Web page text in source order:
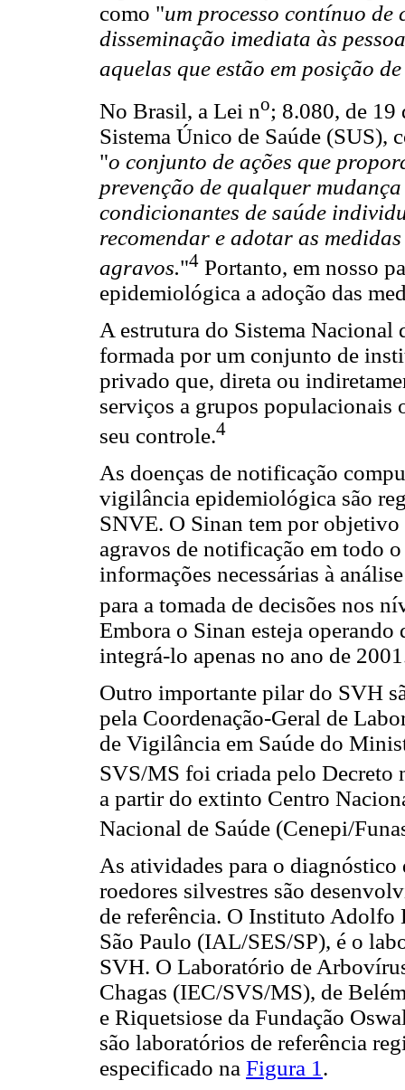
como "um processo contínuo
disseminação imediata às
aquelas que estão em posição
No Brasil, a Lei no; 8.080, de 19
Sistema Único de Saúde
"o conjunto de ações que
prevenção de qualquer
condicionantes de saúde
recomendar e adotar as
agravos."4 Portanto, em nosso
epidemiológica a adoção das
A estrutura do Sistema
formada por um conjunto de
privado que, direta ou
serviços a grupos populacionais
seu controle.4
As doenças de notificação
vigilância epidemiológica são
SNVE. O Sinan tem por objetivo
agravos de notificação em todo
informações necessárias à
para a tomada de decisões nos
Embora o Sinan esteja operando
integrá-lo apenas no ano de
Outro importante pilar do SVH
pela Coordenação-Geral de
de Vigilância em Saúde do
SVS/MS foi criada pelo Decreto
a partir do extinto Centro
Nacional de Saúde (Cenepi/
As atividades para o diagnóstico
roedores silvestres são
de referência. O Instituto Adolfo
São Paulo (IAL/SES/SP), é o
SVH. O Laboratório de
Chagas (IEC/SVS/MS), de
e Riquetsiose da Fundação
são laboratórios de referência
especificado na Figura 1.